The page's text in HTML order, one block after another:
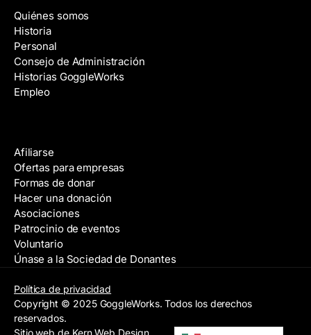
Quiénes somos
Historia
Personal
Consejo de Administración
Historias GoggleWorks
Empleo
Afiliarse
Ofertas para empresas
Formas de donar
Hacer una donación
Asociaciones
Patrocinio de eventos
Voluntario
Únase a la Sociedad de Donantes
Política de privacidad
Copyright © 2025 GoggleWorks. Todos los derechos
reservados.
Sitio web de Kern Web Design